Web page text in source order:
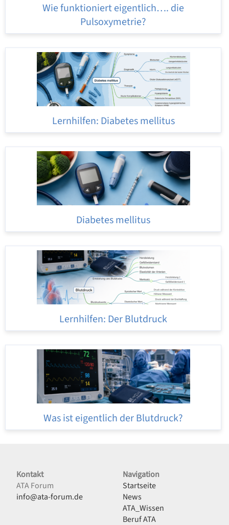
Wie funktioniert eigentlich…. die
Pulsoxymetrie?
Lernhilfen: Diabetes mellitus
Diabetes mellitus
Lernhilfen: Der Blutdruck
Was ist eigentlich der Blutdruck?
Kontakt
ATA Forum
info@ata-forum.de
Navigation
Startseite
News
ATA_Wissen
Beruf ATA